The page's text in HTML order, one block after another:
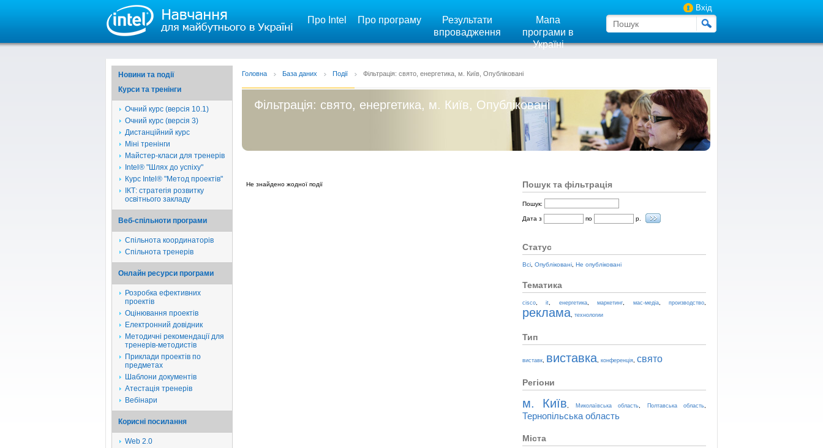
Вхід
Про Intel Про програму
Результати
впровадження
Мапа
програми в
Україні
Новини та події
Курси та тренінги
Очний курс (версія 10.1)
Очний курс (версія 3)
Дистанційний курс
Міні тренінги
Майстер-класи для тренерів
Intel® "Шлях до успіху"
Курс Intel® "Метод проектів"
ІКТ: стратегія розвитку
освітнього закладу
Веб-спільноти програми
Спільнота координаторів
Спільнота тренерів
Онлайн ресурси програми
Розробка ефективних
проектів
Оцінювання проектів
Електронний довідник
Методичні рекомендації для
тренерів-методистів
Приклади проектів по
предметах
Шаблони документів
Атестація тренерів
Вебінари
Корисні посилання
Web 2.0
Головна База даних Події Фільтрація: свято, енергетика, м. Київ, Опубліковані
Фільтрація: свято, енергетика, м. Київ, Опубліковані
Не знайдено жодної події Пошук та фільтрація
Пошук:
Дата з по р.
Статус
Всі Опубліковані Не опубліковані
Тематика
cisco ,it енергетика,маркетинг мас-медіа,производство
реклама технологии
Тип
виставк виставка конференція свято
Регіони
м. Київ Миколаївська область Полтавська область
Тернопільська область
Міста